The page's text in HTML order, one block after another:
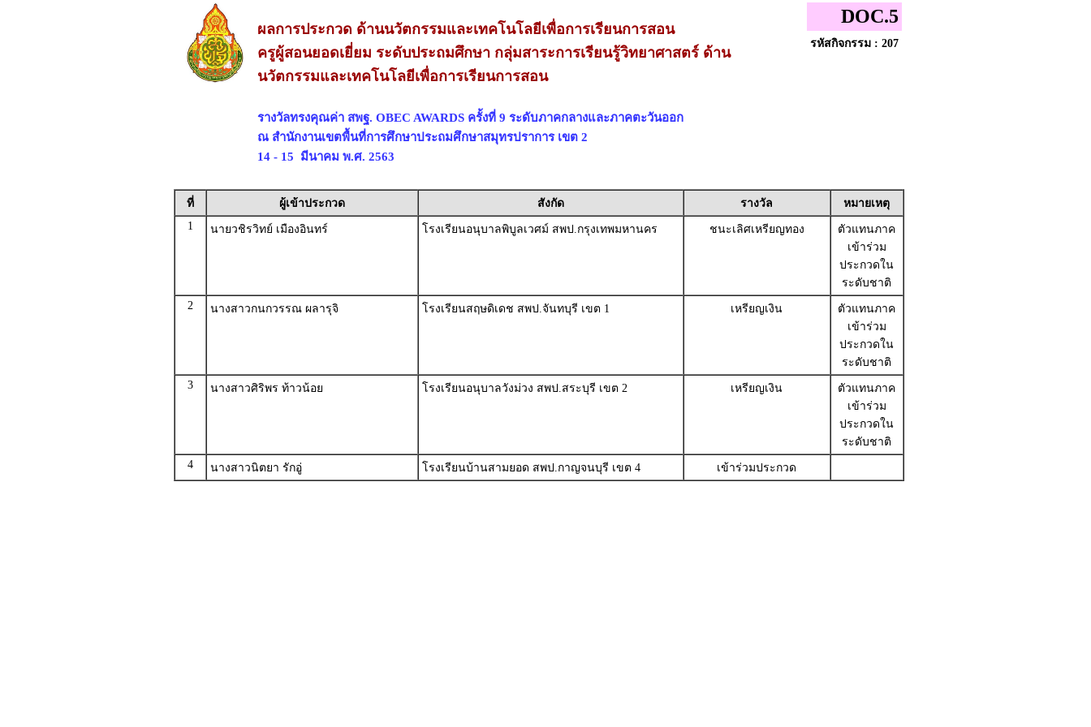
ผลการประกวด ด้านนวัตกรรมและเทคโนโลยีเพื่อการเรียนการสอน
ครูผู้สอนยอดเยี่ยม ระดับประถมศึกษา กลุ่มสาระการเรียนรู้วิทยาศาสตร์ ด้าน
นวัตกรรมและเทคโนโลยีเพื่อการเรียนการสอน
รางวัลทรงคุณค่า สพฐ. OBEC AWARDS ครั้งที่ 9 ระดับภาคกลางและภาคตะวันออก
ณ สำนักงานเขตพื้นที่การศึกษาประถมศึกษาสมุทรปราการ เขต 2
14 - 15 มีนาคม พ.ศ. 2563
DOC.5
รหัสกิจกรรม : 207
ที่ ผู้เข้าประกวด สังกัด รางวัล
หมายเหตุ
1
นายวชิรวิทย์ เมืองอินทร์ โรงเรียนอนุบาลพิบูลเวศม์ สพป.กรุงเทพมหานคร ชนะเลิศเหรียญทอง
ตัวแทนภาค
เข้าร่วม
ประกวดใน
ระดับชาติ
2
นางสาวกนกวรรณ ผลารุจิ โรงเรียนสฤษดิเดช สพป.จันทบุรี เขต 1 เหรียญเงิน
ตัวแทนภาค
เข้าร่วม
ประกวดใน
ระดับชาติ
3
นางสาวศิริพร ท้าวน้อย โรงเรียนอนุบาลวังม่วง สพป.สระบุรี เขต 2 เหรียญเงิน
ตัวแทนภาค
เข้าร่วม
ประกวดใน
ระดับชาติ
4
นางสาวนิตยา รักอู่ โรงเรียนบ้านสามยอด สพป.กาญจนบุรี เขต 4 เข้าร่วมประกวด